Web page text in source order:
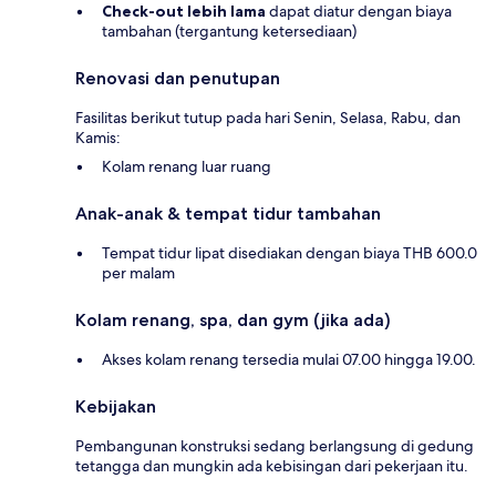
Check-out lebih lama dapat diatur dengan biaya
tambahan (tergantung ketersediaan)
Renovasi dan penutupan
Fasilitas berikut tutup pada hari Senin, Selasa, Rabu, dan
Kamis:
Kolam renang luar ruang
Anak-anak & tempat tidur tambahan
Tempat tidur lipat disediakan dengan biaya THB 600.0
per malam
Kolam renang, spa, dan gym (jika ada)
Akses kolam renang tersedia mulai 07.00 hingga 19.00.
Kebijakan
Pembangunan konstruksi sedang berlangsung di gedung
tetangga dan mungkin ada kebisingan dari pekerjaan itu.